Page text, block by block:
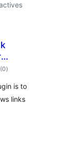
(0notes
en
)
is to
links